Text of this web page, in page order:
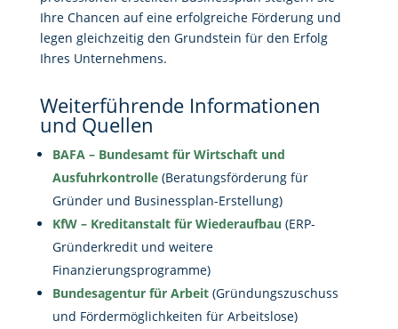
Ihre Chancen auf eine erfolgreiche Förderung und
legen gleichzeitig den Grundstein für den Erfolg
Ihres Unternehmens.
Weiterführende Informationen
und Quellen
BAFA – Bundesamt für Wirtschaft und
Ausfuhrkontrolle(Beratungsförderung für
Gründer und Businessplan-Erstellung)
KfW – Kreditanstalt für Wiederaufbau (ERP-
Gründerkredit und weitere
Finanzierungsprogramme)
Bundesagentur für Arbeit(Gründungszuschuss
und Fördermöglichkeiten für Arbeitslose)